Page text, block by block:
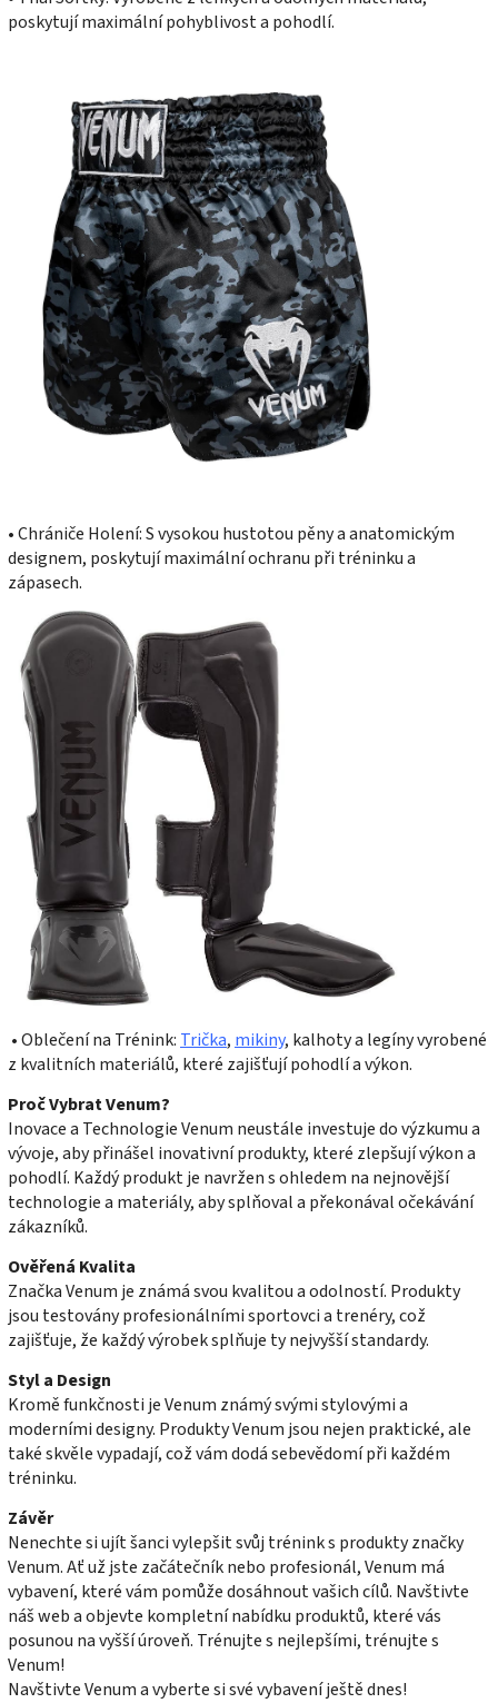
poskytují maximální pohyblivost a pohodlí.
• Chrániče Holení: S vysokou hustotou pěny a anatomickým
designem, poskytují maximální ochranu při tréninku a
zápasech.
• Oblečení na Trénink: Trička, mikiny, kalhoty a legíny vyrobené
z kvalitních materiálů, které zajišťují pohodlí a výkon.
Proč Vybrat Venum?
Inovace a Technologie Venum neustále investuje do výzkumu a
vývoje, aby přinášel inovativní produkty, které zlepšují výkon a
pohodlí. Každý produkt je navržen s ohledem na nejnovější
technologie a materiály, aby splňoval a překonával očekávání
zákazníků.
Ověřená Kvalita
Značka Venum je známá svou kvalitou a odolností. Produkty
jsou testovány profesionálními sportovci a trenéry, což
zajišťuje, že každý výrobek splňuje ty nejvyšší standardy.
Styl a Design
Kromě funkčnosti je Venum známý svými stylovými a
moderními designy. Produkty Venum jsou nejen praktické, ale
také skvěle vypadají, což vám dodá sebevědomí při každém
tréninku.
Závěr
Nenechte si ujít šanci vylepšit svůj trénink s produkty značky
Venum. Ať už jste začátečník nebo profesionál, Venum má
vybavení, které vám pomůže dosáhnout vašich cílů. Navštivte
náš web a objevte kompletní nabídku produktů, které vás
posunou na vyšší úroveň. Trénujte s nejlepšími, trénujte s
Venum!
Navštivte Venum a vyberte si své vybavení ještě dnes!